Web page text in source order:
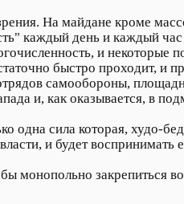
На майдане кроме
каждый день и каждый
и некоторые
быстро проходит, и
самообороны,
и, как оказывается, в
одна сила которая, худо-
и будет воспринимать
монопольно закрепиться